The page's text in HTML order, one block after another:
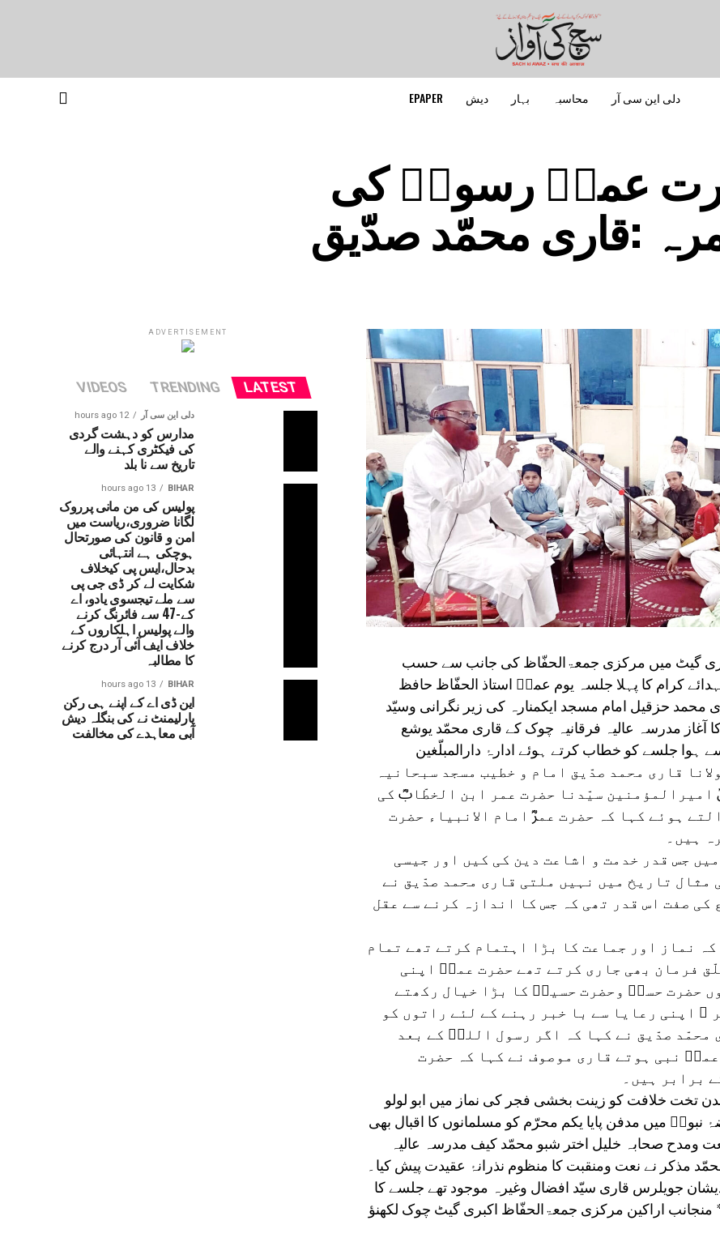
دلی این سی آر محاسبہ بہار دیش EPAPER
عمرؓ رسولؐ کی
:قاری محمّد صدّیق
گیٹ میں مرکزی جمعۃالحفّاظ کی جانب سے حسب
کرام کا پہلا جلسہ یوم عمرؓ استاذ الحفّاظ حافظ
محمد حزقیل امام مسجد ایکمنارہ کی زیر نگرانی وسیّد
آغاز مدرسہ عالیہ فرقانیہ چوک کے قاری محمّد یوشع
ہوا جلسے کو خطاب کرتے ہوئے ادارۂ دارالمبلّغین
قاری محمد صدّیق امام و خطیب مسجد سبحانیہ
امیرالمؤمنین سیّدنا حضرت عمر ابن الخطّابؓ کی
ہوئے کہا کہ حضرت عمرؓ امام الانبیاء حضرت
ہیں۔
جس قدر خدمت و اشاعت دین کی کیں اور جیسی
مثال تاریخ میں نہیں ملتی قاری محمد صدّیق نے
صفت اس قدر تھی کہ جس کا اندازہ کرنے سے عقل
نماز اور جماعت کا بڑا اہتمام کرتے تھے تمام
فرمان بھی جاری کرتے تھے حضرت عمرؓ اپنی
حضرت حسنؓ وحضرت حسینؓ کا بڑا خیال رکھتے
اپنی رعایا سے با خبر رہنے کے لئے راتوں کو
محمّد صدّیق نے کہا کہ اگر رسول اللہؐ کے بعد
نبی ہوتے قاری موصوف نے کہا کہ حضرت
برابر ہیں۔
خلافت کو زینت بخشی فجر کی نماز میں ابو لولو
میں مدفن پایا یکم محرّم کو مسلمانوں کا اقبال بھی
ومدح صحابہ خلیل اختر شبو محمّد کیف مدرسہ عالیہ
مذکر نے نعت ومنقبت کا منظوم نذرانۂ عقیدت پیش کیا۔
جویلرس قاری سیّد افضال وغیرہ موجود تھے جلسے کا
منجانب اراکین مرکزی جمعۃالحفّاظ اکبری گیٹ چوک لکھنؤ
ADVERTISEMENT
LATEST
TRENDING
VIDEOS
دلی این سی آر 12 hours ago
مدارس کو دہشت گردی
کی فیکٹری کہنے والے
تاریخ سے نا بلد
BIHAR
13 hours ago
پولیس کی من مانی پرروک
لگانا ضروری،ریاست میں
امن و قانون کی صورتحال
ہوچکی ہے انتہائی
بدحال،ایس پی کیخلاف
شکایت لے کر ڈی جی پی
سے ملے تیجسوی یادو، اے
کے-47 سے فائرنگ کرنے
والے پولیس اہلکاروں کے
خلاف ایف آئی آر درج کرنے
کا مطالبہ
BIHAR
13 hours ago
این ڈی اے کے اپنے ہی رکن
پارلیمنٹ نے کی بنگلہ دیش
آبی معاہدے کی مخالفت